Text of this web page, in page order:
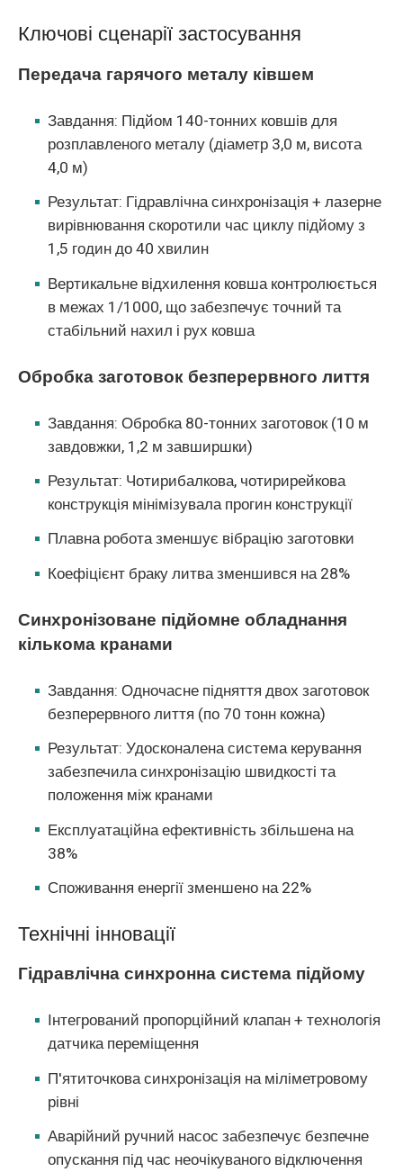
Ключові сценарії застосування
Передача гарячого металу ківшем
Завдання: Підйом 140-тонних ковшів для
розплавленого металу (діаметр 3,0 м, висота
4,0 м)
Результат: Гідравлічна синхронізація + лазерне
вирівнювання скоротили час циклу підйому з
1,5 годин до 40 хвилин
Вертикальне відхилення ковша контролюється
в межах 1/1000, що забезпечує точний та
стабільний нахил і рух ковша
Обробка заготовок безперервного лиття
Завдання: Обробка 80-тонних заготовок (10 м
завдовжки, 1,2 м завширшки)
Результат: Чотирибалкова, чотирирейкова
конструкція мінімізувала прогин конструкції
Плавна робота зменшує вібрацію заготовки
Коефіцієнт браку литва зменшився на 28%
Синхронізоване підйомне обладнання
кількома кранами
Завдання: Одночасне підняття двох заготовок
безперервного лиття (по 70 тонн кожна)
Результат: Удосконалена система керування
забезпечила синхронізацію швидкості та
положення між кранами
Експлуатаційна ефективність збільшена на
38%
Споживання енергії зменшено на 22%
Технічні інновації
Гідравлічна синхронна система підйому
Інтегрований пропорційний клапан + технологія
датчика переміщення
П'ятиточкова синхронізація на міліметровому
рівні
Аварійний ручний насос забезпечує безпечне
опускання під час неочікуваного відключення